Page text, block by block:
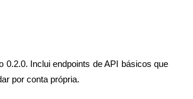
Inclui endpoints de API básicos que
por conta própria.